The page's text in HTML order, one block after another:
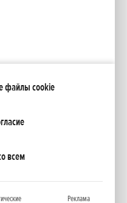
файлы cookie
всем
Реклама